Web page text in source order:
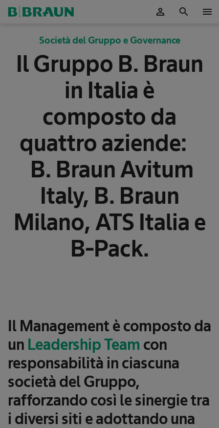
person search menu
Società del Gruppo e Governance
Il Gruppo B. Braun
in Italia è
composto da
quattro aziende:
B. Braun Avitum
Italy, B. Braun
Milano, ATS Italia e
B-Pack.
Il Management è composto da
un Leadership Team con
responsabilità in ciascuna
società del Gruppo,
rafforzando così le sinergie tra
i diversi siti e adottando una